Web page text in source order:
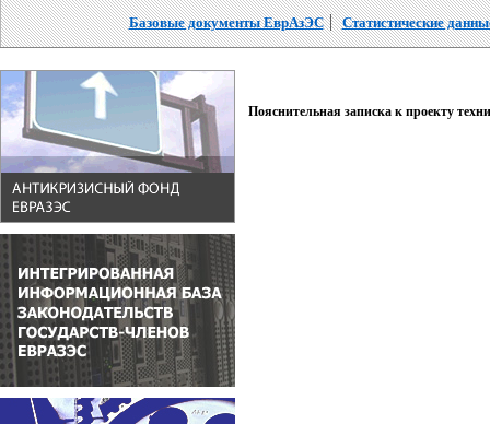
Базовые документы ЕврАзЭС Статистические
Пояснительная записка к проекту